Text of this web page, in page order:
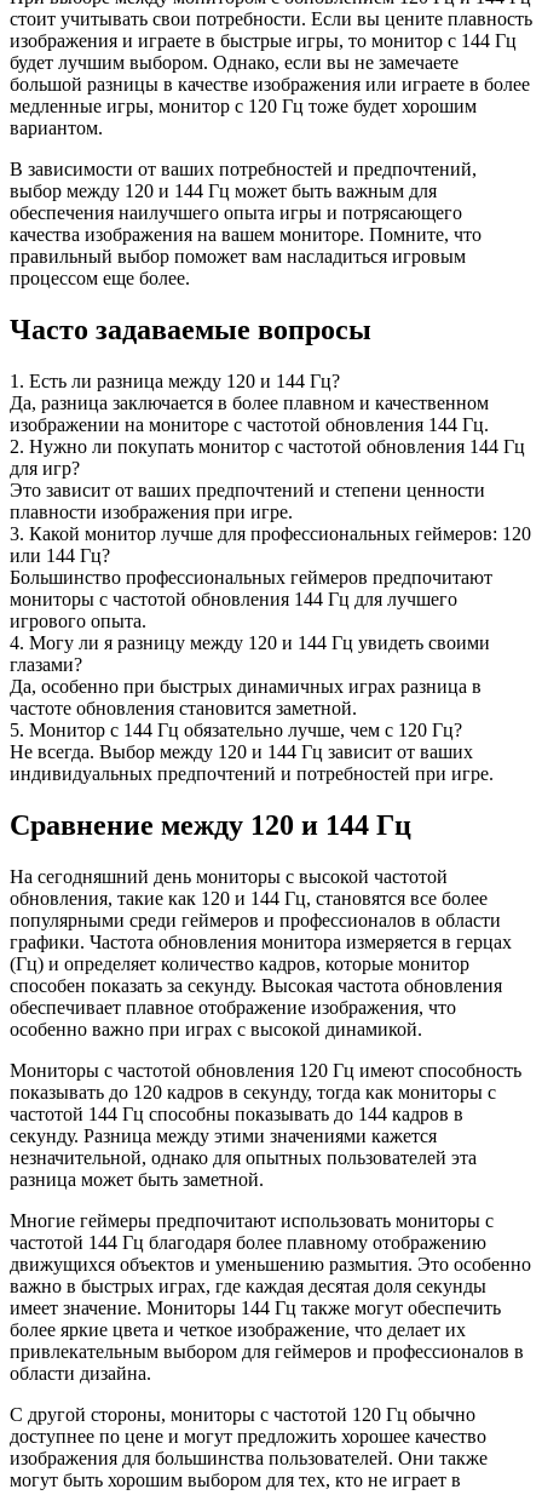
стоит учитывать свои потребности. Если вы цените плавность
изображения и играете в быстрые игры, то монитор с 144 Гц
будет лучшим выбором. Однако, если вы не замечаете
большой разницы в качестве изображения или играете в более
медленные игры, монитор с 120 Гц тоже будет хорошим
вариантом.
В зависимости от ваших потребностей и предпочтений,
выбор между 120 и 144 Гц может быть важным для
обеспечения наилучшего опыта игры и потрясающего
качества изображения на вашем мониторе. Помните, что
правильный выбор поможет вам насладиться игровым
процессом еще более.
Часто задаваемые вопросы
1. Есть ли разница между 120 и 144 Гц?
Да, разница заключается в более плавном и качественном
изображении на мониторе с частотой обновления 144 Гц.
2. Нужно ли покупать монитор с частотой обновления 144 Гц
для игр?
Это зависит от ваших предпочтений и степени ценности
плавности изображения при игре.
3. Какой монитор лучше для профессиональных геймеров: 120
или 144 Гц?
Большинство профессиональных геймеров предпочитают
мониторы с частотой обновления 144 Гц для лучшего
игрового опыта.
4. Могу ли я разницу между 120 и 144 Гц увидеть своими
глазами?
Да, особенно при быстрых динамичных играх разница в
частоте обновления становится заметной.
5. Монитор с 144 Гц обязательно лучше, чем с 120 Гц?
Не всегда. Выбор между 120 и 144 Гц зависит от ваших
индивидуальных предпочтений и потребностей при игре.
Сравнение между 120 и 144 Гц
На сегодняшний день мониторы с высокой частотой
обновления, такие как 120 и 144 Гц, становятся все более
популярными среди геймеров и профессионалов в области
графики. Частота обновления монитора измеряется в герцах
(Гц) и определяет количество кадров, которые монитор
способен показать за секунду. Высокая частота обновления
обеспечивает плавное отображение изображения, что
особенно важно при играх с высокой динамикой.
Мониторы с частотой обновления 120 Гц имеют способность
показывать до 120 кадров в секунду, тогда как мониторы с
частотой 144 Гц способны показывать до 144 кадров в
секунду. Разница между этими значениями кажется
незначительной, однако для опытных пользователей эта
разница может быть заметной.
Многие геймеры предпочитают использовать мониторы с
частотой 144 Гц благодаря более плавному отображению
движущихся объектов и уменьшению размытия. Это особенно
важно в быстрых играх, где каждая десятая доля секунды
имеет значение. Мониторы 144 Гц также могут обеспечить
более яркие цвета и четкое изображение, что делает их
привлекательным выбором для геймеров и профессионалов в
области дизайна.
С другой стороны, мониторы с частотой 120 Гц обычно
доступнее по цене и могут предложить хорошее качество
изображения для большинства пользователей. Они также
могут быть хорошим выбором для тех, кто не играет в